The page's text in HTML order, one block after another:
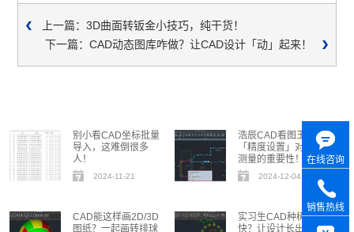
上一篇：3D曲面转钣金小技巧，纯干货！
下一篇：CAD动态图库咋做？让CAD设计「动」起来！
别小看CAD坐标批量
导入，这难倒很多
人！
2024-11-21
浩辰CAD看图王 | 论
「精度设置」对CAD
测量的重要性！
2024-12-04
CAD能这样画2D/3D
图纸？一起画转排球
实习生CAD种树比我
快？让设计长出新可
在线咨询
销售热线